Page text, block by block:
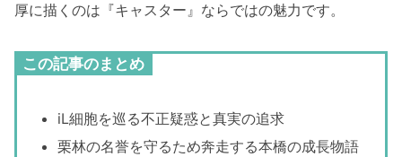
厚に描くのは『キャスター』ならではの魅力です。
この記事のまとめ
iL細胞を巡る不正疑惑と真実の追求
栗林の名誉を守るため奔走する本橋の成長物語